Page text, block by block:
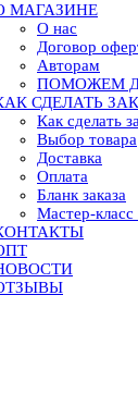
МАГАЗИНЕ
О нас
Договор
Авторам
ПОМОЖЕМ
СДЕЛАТЬ
Как сделать
Выбор товара
Доставка
Оплата
Бланк заказа
Мастер-класс